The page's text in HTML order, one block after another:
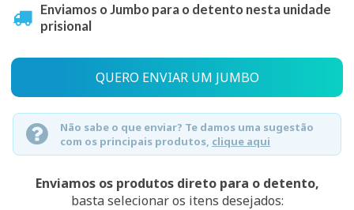
Enviamos o Jumbo para o detento nesta unidade
prisional
QUERO ENVIAR UM JUMBO
Não sabe o que enviar? Te damos uma sugestão
com os principais produtos, clique aqui
Enviamos os produtos direto para o detento,
basta selecionar os itens desejados: